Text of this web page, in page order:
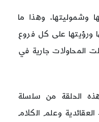
وشموليتها، وهذا ما
ورؤيتها على كل فروع
المحاولات جارية في
الحلقة من سلسلة
وعلم الكلام